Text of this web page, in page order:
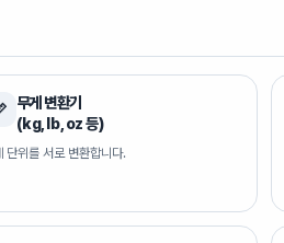
무게 변환기
(kg, lb, oz 등)
단위를 서로 변환합니다.